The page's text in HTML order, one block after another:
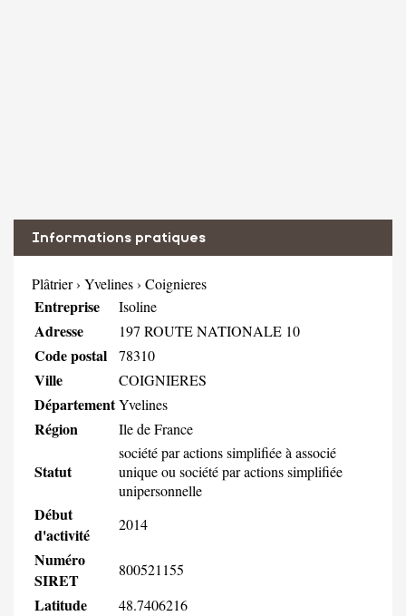
Informations pratiques
Plâtrier› Yvelines› Coignieres
Entreprise Isoline
Adresse 197 ROUTE NATIONALE 10
Code postal 78310
Ville COIGNIERES
DépartementYvelines
Région Ile de France
Statut
société par actions simplifiée à associé
unique ou société par actions simplifiée
unipersonnelle
Début
d'activité
2014
Numéro
SIRET
800521155
Latitude 48.7406216